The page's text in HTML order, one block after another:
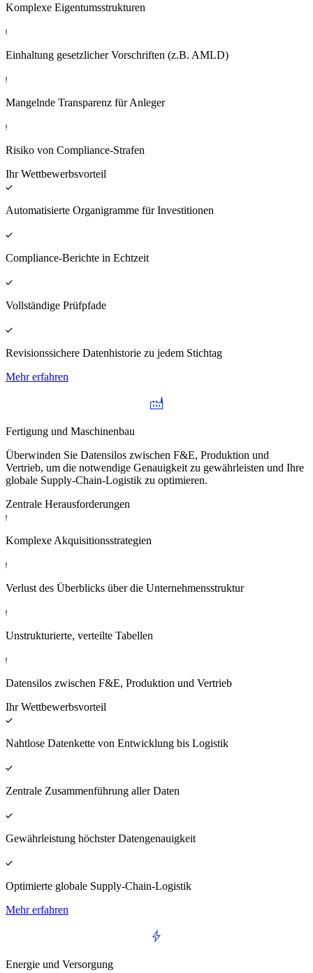
Komplexe Eigentumsstrukturen
Einhaltung gesetzlicher Vorschriften (z.B. AMLD)
Mangelnde Transparenz für Anleger
Risiko von Compliance-Strafen
Ihr Wettbewerbsvorteil
Automatisierte Organigramme für Investitionen
Compliance-Berichte in Echtzeit
Vollständige Prüfpfade
Revisionssichere Datenhistorie zu jedem Stichtag
Mehr erfahren
Fertigung und Maschinenbau
Überwinden Sie Datensilos zwischen F&E, Produktion und
Vertrieb, um die notwendige Genauigkeit zu gewährleisten und Ihre
globale Supply-Chain-Logistik zu optimieren.
Zentrale Herausforderungen
Komplexe Akquisitionsstrategien
Verlust des Überblicks über die Unternehmensstruktur
Unstrukturierte, verteilte Tabellen
Datensilos zwischen F&E, Produktion und Vertrieb
Ihr Wettbewerbsvorteil
Nahtlose Datenkette von Entwicklung bis Logistik
Zentrale Zusammenführung aller Daten
Gewährleistung höchster Datengenauigkeit
Optimierte globale Supply-Chain-Logistik
Mehr erfahren
Energie und Versorgung